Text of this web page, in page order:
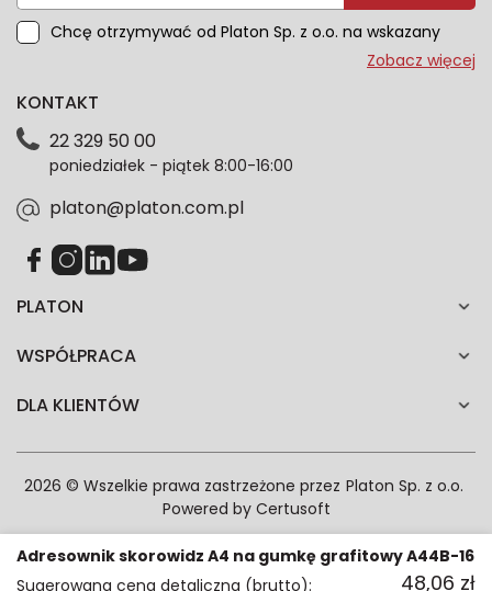
Adresownik skorowidz A4 na gumkę grafitowy A44B-16
Sugerowana cena detaliczna (brutto):
48,06 zł
Chcę otrzymywać od Platon Sp. z o.o. na wskazany
przeze mnie adres e-mail informacje marketingowe
dotyczące danych osobowych znajdziesz w naszej
każdym czasie. Wycofanie zgody nie wpłynie na
zgodność z prawem przetwarzania dokonanego przed
Zobacz więcej
PLATON
WSPÓŁPRACA
DLA KLIENTÓW
KONTAKT
22 329 50 00
poniedziałek - piątek 8:00-16:00
platon@platon.com.pl
2026 © Wszelkie prawa zastrzeżone przez Platon Sp. z o.o.
Powered by Certusoft